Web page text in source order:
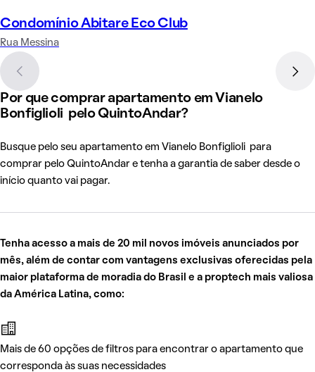
Condomínio Abitare Eco Club
Rua Messina
Por que comprar apartamento em Vianelo
Bonfiglioli pelo QuintoAndar?
Busque pelo seu apartamento em Vianelo Bonfiglioli para
comprar pelo QuintoAndar e tenha a garantia de saber desde o
início quanto vai pagar.
Tenha acesso a mais de 20 mil novos imóveis anunciados por
mês, além de contar com vantagens exclusivas oferecidas pela
maior plataforma de moradia do Brasil e a proptech mais valiosa
da América Latina, como:
Mais de 60 opções de filtros para encontrar o apartamento que
corresponda às suas necessidades